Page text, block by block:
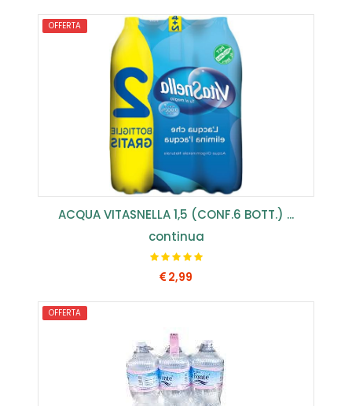
COMPRA SUBITO
OFFERTA
ACQUA VITASNELLA 1,5 (CONF.6 BOTT.) ...
continua
2,99
OFFERTA